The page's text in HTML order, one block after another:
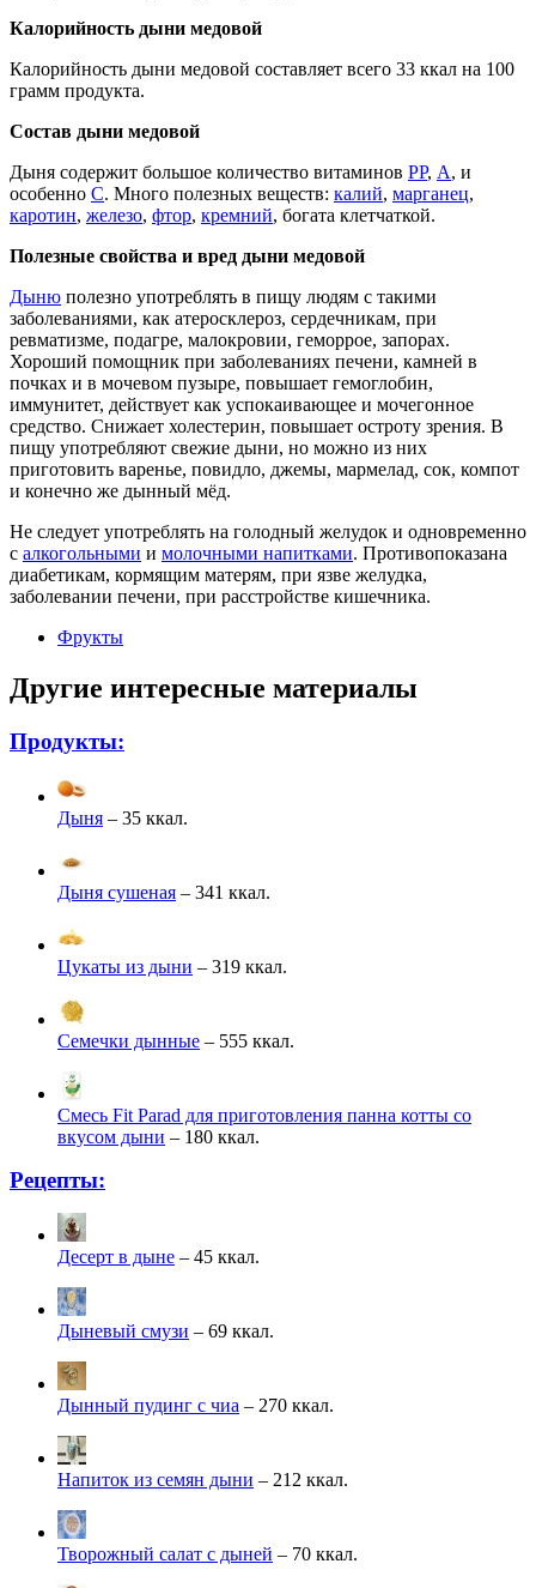
Калорийность дыни медовой
Калорийность дыни медовой составляет всего 33 ккал на 100
грамм продукта.
Состав дыни медовой
Дыня содержит большое количество витаминов РР, А, и
особенно С. Много полезных веществ: калий, марганец,
каротин, железо, фтор, кремний, богата клетчаткой.
Полезные свойства и вред дыни медовой
Дыню полезно употреблять в пищу людям с такими
заболеваниями, как атеросклероз, сердечникам, при
ревматизме, подагре, малокровии, геморрое, запорах.
Хороший помощник при заболеваниях печени, камней в
почках и в мочевом пузыре, повышает гемоглобин,
иммунитет, действует как успокаивающее и мочегонное
средство. Снижает холестерин, повышает остроту зрения. В
пищу употребляют свежие дыни, но можно из них
приготовить варенье, повидло, джемы, мармелад, сок, компот
и конечно же дынный мёд.
Не следует употреблять на голодный желудок и одновременно
с алкогольными и молочными напитками. Противопоказана
диабетикам, кормящим матерям, при язве желудка,
заболевании печени, при расстройстве кишечника.
Фрукты
Другие интересные материалы
Продукты:
Дыня – 35 ккал.
Дыня сушеная – 341 ккал.
Цукаты из дыни – 319 ккал.
Семечки дынные – 555 ккал.
Смесь Fit Parad для приготовления панна котты со
вкусом дыни – 180 ккал.
Рецепты:
Десерт в дыне – 45 ккал.
Дыневый смузи – 69 ккал.
Дынный пудинг с чиа – 270 ккал.
Напиток из семян дыни – 212 ккал.
Творожный салат с дыней – 70 ккал.